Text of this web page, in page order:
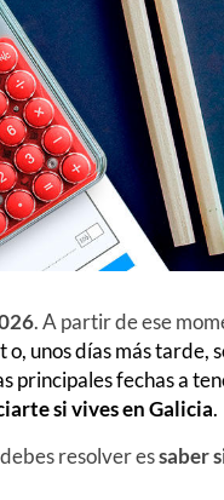
. A partir de ese
unos días más tarde,
principales fechas a
si vives en Galicia.
resolver essaber